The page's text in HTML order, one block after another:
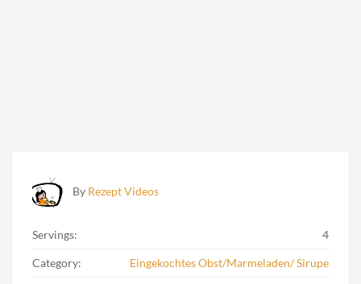
By Rezept Videos
Servings: 4
Category: Eingekochtes Obst/Marmeladen/ Sirupe